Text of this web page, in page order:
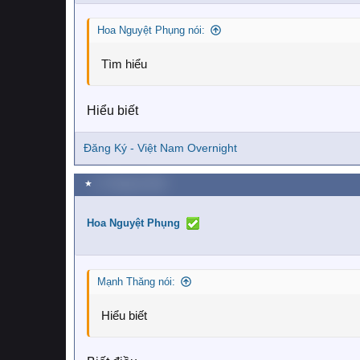
Hoa Nguyệt Phụng nói:
Tìm hiểu
Hiểu biết
Đăng Ký - Việt Nam Overnight
★
Hoa Nguyệt Phụng
Mạnh Thăng nói:
Hiểu biết